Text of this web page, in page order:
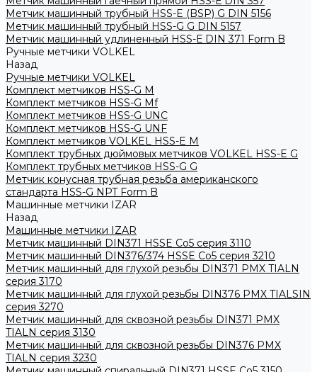
Метчик машинный трубный HSS-E (BSP) G DIN 5156
Метчик машинный трубный HSS-G G DIN 5157
Метчик машинный удлиненный HSS-Е DIN 371 Form B
Ручные метчики VOLKEL
Назад
Ручные метчики VOLKEL
Комплект метчиков HSS-G M
Комплект метчиков HSS-G Mf
Комплект метчиков HSS-G UNC
Комплект метчиков HSS-G UNF
Комплект метчиков VOLKEL HSS-E M
Комплект трубных дюймовых метчиков VOLKEL HSS-E G
Комплект трубных метчиков HSS-G G
Метчик конусная трубная резьба американского
стандарта HSS-G NPT Form B
Машинные метчики IZAR
Назад
Машинные метчики IZAR
Метчик машинный DIN371 HSSE Co5 серия 3110
Метчик машинный DIN376/374 HSSE Co5 серия 3210
Метчик машинный для глухой резьбы DIN371 PMX TIALN
серия 3170
Метчик машинный для глухой резьбы DIN376 PMX TIALSIN
серия 3270
Метчик машинный для сквозной резьбы DIN371 PMX
TIALN серия 3130
Метчик машинный для сквозной резьбы DIN376 PMX
TIALN серия 3230